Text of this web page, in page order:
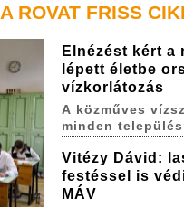
A ROVAT FRISS
Elnézést kért a
lépett életbe
vízkorlátozás
A közműves
minden
Vitézy Dávid:
festéssel is
MÁV